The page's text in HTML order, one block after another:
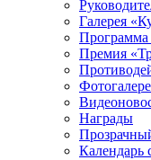
Галерея
Премия
Награды
Календарь